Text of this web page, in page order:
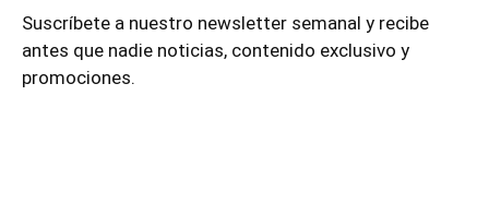
Suscríbete a nuestro newsletter semanal y recibe
antes que nadie noticias, contenido exclusivo y
promociones.